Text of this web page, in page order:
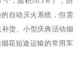
自动灭火系统，但需
货、小型庆典活动烟
花短途运输的常用车